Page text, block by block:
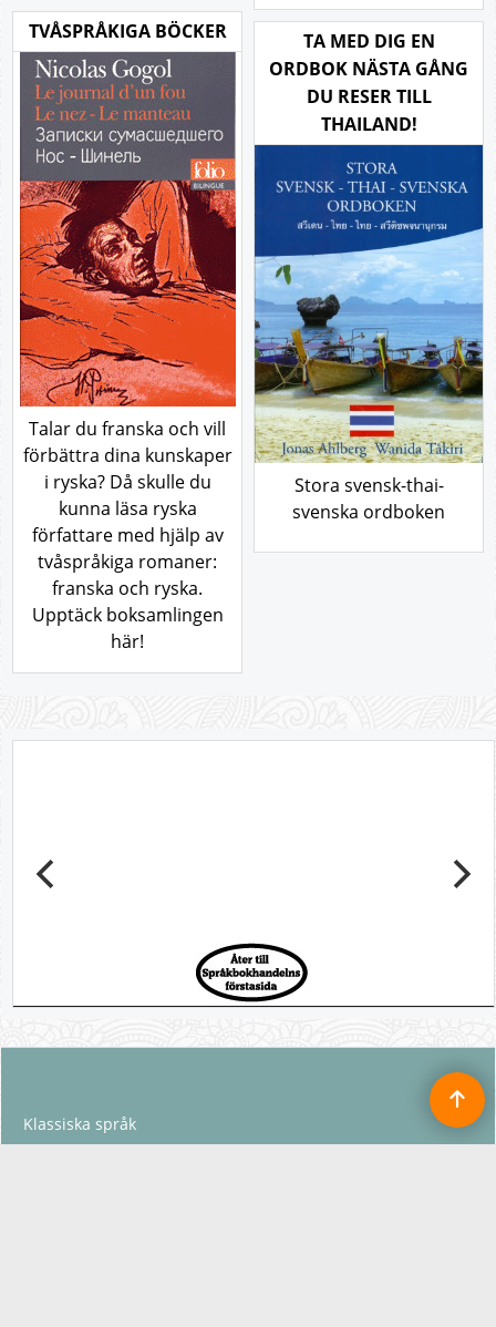
TVÅSPRÅKIGA BÖCKER
Talar du franska och vill
förbättra dina kunskaper
i ryska? Då skulle du
kunna läsa ryska
författare med hjälp av
tvåspråkiga romaner:
franska och ryska.
Upptäck boksamlingen
här!
TA MED DIG EN
ORDBOK NÄSTA GÅNG
DU RESER TILL
THAILAND!
Stora svensk-thai-
svenska ordboken
Klassiska språk